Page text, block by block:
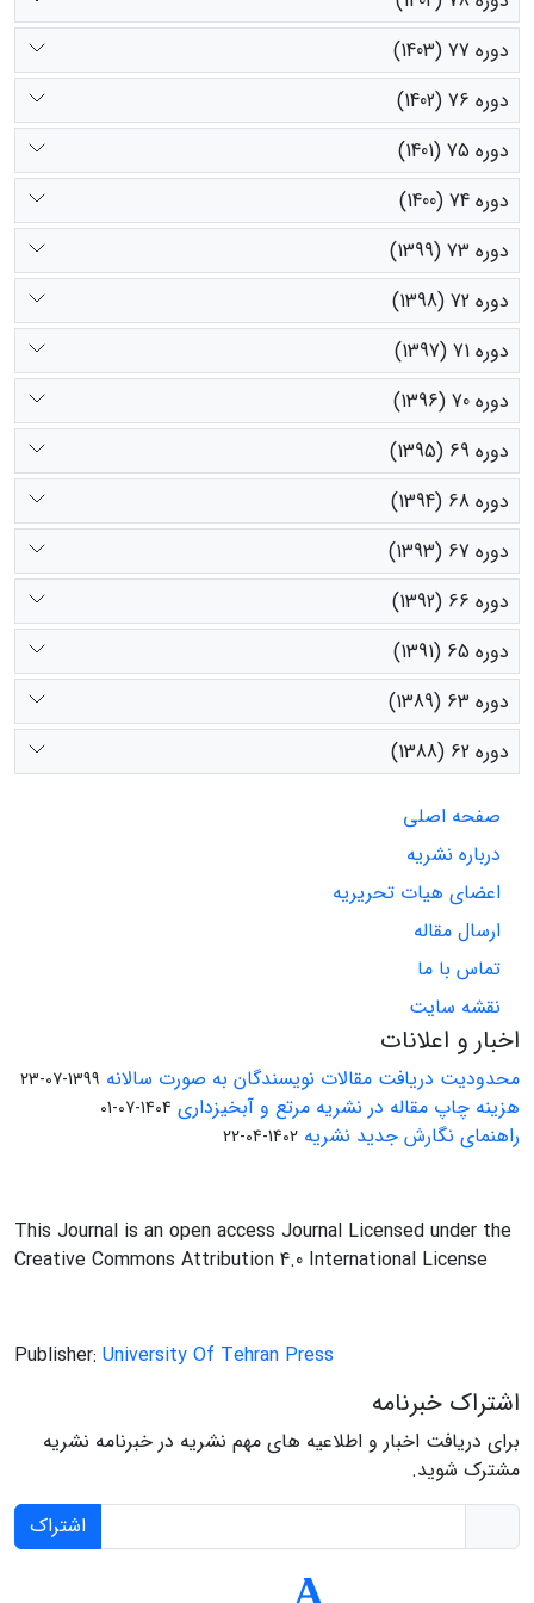
دوره 77 (1403)
دوره 76 (1402)
دوره 75 (1401)
دوره 74 (1400)
دوره 73 (1399)
دوره 72 (1398)
دوره 71 (1397)
دوره 70 (1396)
دوره 69 (1395)
دوره 68 (1394)
دوره 67 (1393)
دوره 66 (1392)
دوره 65 (1391)
دوره 63 (1389)
دوره 62 (1388)
صفحه اصلی
درباره نشریه
اعضای هیات تحریریه
ارسال مقاله
تماس با ما
نقشه سایت
اخبار و اعلانات
محدودیت دریافت مقالات نویسندگان به صورت سالانه 1399-07-23
هزینه چاپ مقاله در نشریه مرتع و آبخیزداری 1404-07-01
راهنمای نگارش جدید نشریه 1402-04-22
This Journal is an open access Journal Licensed under the
Creative Commons Attribution 4.0 International License
Publisher: University Of Tehran Press
اشتراک خبرنامه
برای دریافت اخبار و اطلاعیه های مهم نشریه در خبرنامه نشریه
مشترک شوید.
اشتراک